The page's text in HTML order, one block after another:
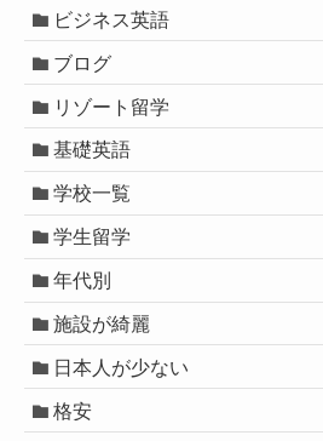
ビジネス英語
ブログ
リゾート留学
基礎英語
学校一覧
学生留学
年代別
施設が綺麗
日本人が少ない
格安